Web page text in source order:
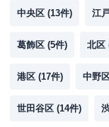
中央区 (13件) 江
葛飾区 (5件) 北区
港区 (17件) 中野
世田谷区 (14件)